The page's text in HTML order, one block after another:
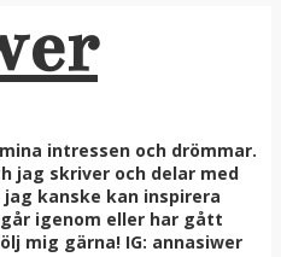
intressen och drömmar.
jag skriver och delar med
kanske kan inspirera
igenom eller har gått
mig gärna! IG: annasiwer